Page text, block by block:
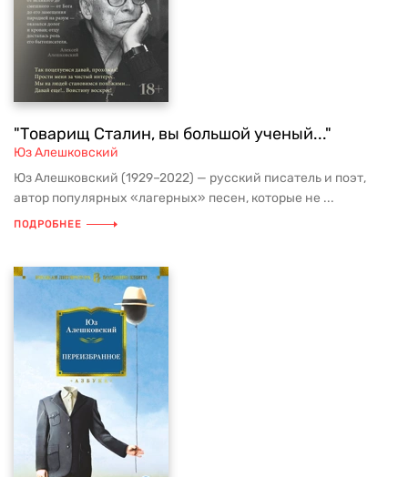
"Товарищ Сталин, вы большой ученый..."
Юз Алешковский
Юз Алешковский (1929–2022) — русский писатель и поэт,
автор популярных «лагерных» песен, которые не ...
ПОДРОБНЕЕ